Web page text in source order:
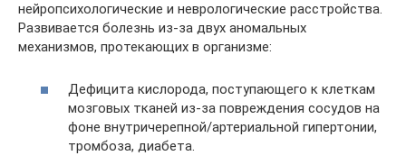
нейропсихологические и неврологические расстройства.
Развивается болезнь из-за двух аномальных
механизмов, протекающих в организме:
Дефицита кислорода, поступающего к клеткам
мозговых тканей из-за повреждения сосудов на
фоне внутричерепной/артериальной гипертонии,
тромбоза, диабета.